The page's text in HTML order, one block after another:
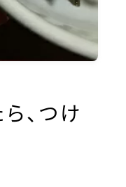
、つけ